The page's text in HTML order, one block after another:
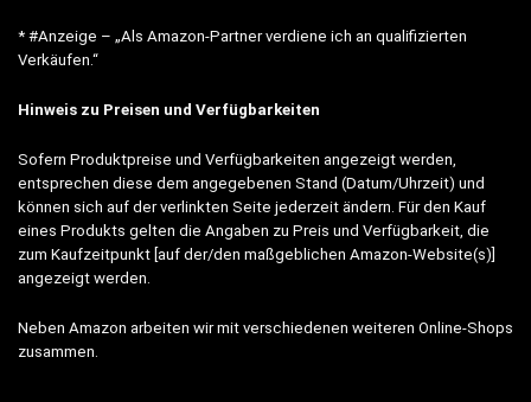
* #Anzeige – „Als Amazon-Partner verdiene ich an qualifizierten
Verkäufen.“
Hinweis zu Preisen und Verfügbarkeiten
Sofern Produktpreise und Verfügbarkeiten angezeigt werden,
entsprechen diese dem angegebenen Stand (Datum/Uhrzeit) und
können sich auf der verlinkten Seite jederzeit ändern. Für den Kauf
eines Produkts gelten die Angaben zu Preis und Verfügbarkeit, die
zum Kaufzeitpunkt [auf der/den maßgeblichen Amazon-Website(s)]
angezeigt werden.
Neben Amazon arbeiten wir mit verschiedenen weiteren Online-Shops
zusammen.